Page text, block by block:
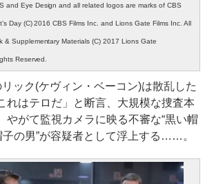
and Eye Design and all related logos are marks of CBS
Day (C) 2016 CBS Films Inc. and Lions Gate Films Inc. All
& Supplementary Materials (C) 2017 Lions Gate
Reserved.
ック(ケヴィン・ベーコン)は散乱した
れはテロだ」と断言、大規模な捜査本
やがて監視カメラに映る不審な“黒い帽
子の男”が容疑者として浮上する……。